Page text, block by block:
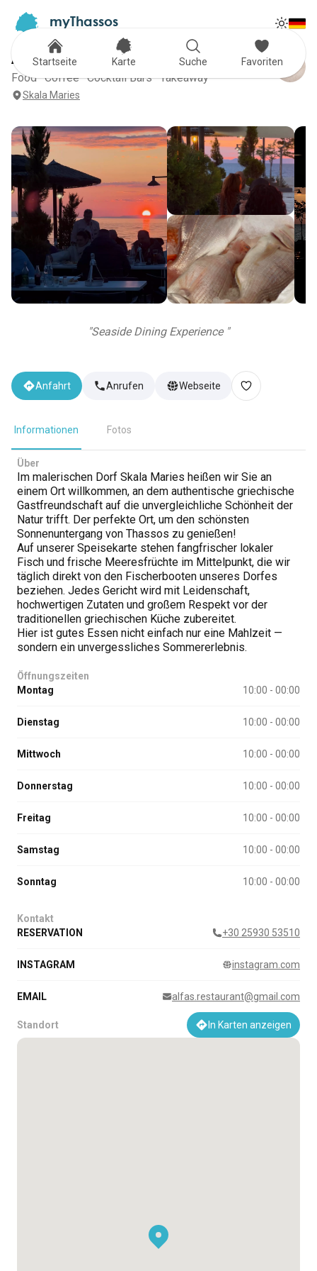
myThassos
ALFAS
Food · Coffee · Cocktail Bars · Takeaway
Skala Maries
"Seaside Dining Experience "
Anfahrt Anrufen Webseite
Informationen Fotos
Über
Im malerischen Dorf Skala Maries heißen wir Sie an
einem Ort willkommen, an dem authentische griechische
Gastfreundschaft auf die unvergleichliche Schönheit der
Natur trifft. Der perfekte Ort, um den schönsten
Sonnenuntergang von Thassos zu genießen!
Auf unserer Speisekarte stehen fangfrischer lokaler
Fisch und frische Meeresfrüchte im Mittelpunkt, die wir
täglich direkt von den Fischerbooten unseres Dorfes
beziehen. Jedes Gericht wird mit Leidenschaft,
hochwertigen Zutaten und großem Respekt vor der
traditionellen griechischen Küche zubereitet.
Hier ist gutes Essen nicht einfach nur eine Mahlzeit —
sondern ein unvergessliches Sommererlebnis.
Öffnungszeiten
Montag
10:00 - 00:00
Dienstag 10:00 - 00:00
Mittwoch 10:00 - 00:00
Donnerstag 10:00 - 00:00
Freitag 10:00 - 00:00
Samstag 10:00 - 00:00
Sonntag 10:00 - 00:00
Kontakt
RESERVATION
+30 25930 53510
INSTAGRAM instagram.com
EMAIL alfas.restaurant@gmail.com
Standort In Karten anzeigen
Startseite Karte Suche Favoriten